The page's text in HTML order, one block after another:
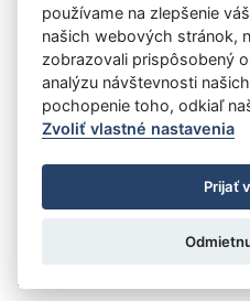
Vystavil:Trenčianska
Úrad vlády SR
- Všetky
Prehlásenie o prístupnosti
Nastavenia cookies
: Aglo
používame na zlepšenie
našich webových stránok,
zobrazovali prispôsobený
analýzu návštevnosti
pochopenie toho, odkiaľ
Zvoliť vlastné nastavenia
Prijať